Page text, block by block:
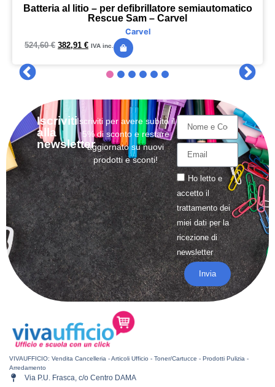
Batteria al litio – per defibrillatore semiautomatico
Rescue Sam – Carvel
Carvel
524,60€ 382,91 € IVA inc.
Iscriviti
alla
newsletter
Iscriviti per avere subito il
5% di sconto e restare
aggiornato su nuovi
prodotti e sconti!
Ho letto e
accetto il
trattamentodei
miei dati per la
ricezione di
newsletter
Invia
VIVAUFFICIO: Vendita Cancelleria - Articoli Ufficio - Toner/Cartucce - Prodotti Pulizia -
Arredamento
Via P.U. Frasca, c/o Centro DAMA